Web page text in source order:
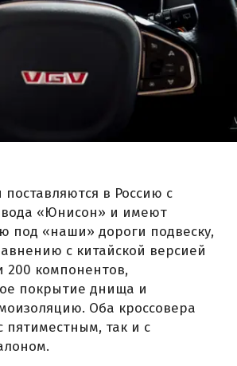
в Россию с
«Юнисон» и имеют
под «наши» дороги подвеску,
с китайской версией
200 компонентов,
покрытие днища и
Оба кроссовера
пятиместным, так и с